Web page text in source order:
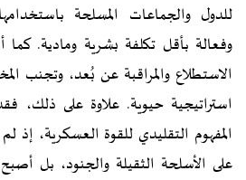
للدول والجماعات المسلحة
وفعالة بأقل تكلفة بشرية ومادية. كما
الاستطلاع والمراقبة عن بُعد، وتجنب
استراتيجية حيوية. علاوة على ذلك،
المفهوم التقليدي للقوة العسكرية،
على الأسلحة الثقيلة والجنود، بل